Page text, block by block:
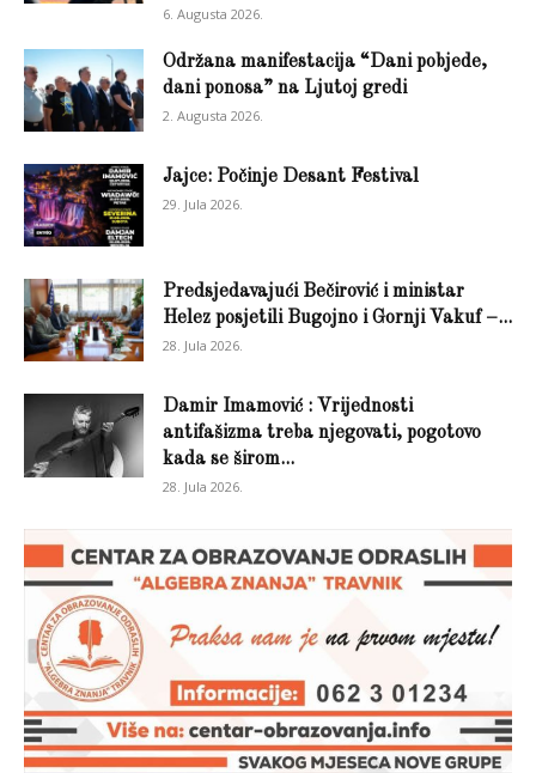
6. Augusta 2026.
Održana manifestacija “Dani pobjede,
dani ponosa” na Ljutoj gredi
2. Augusta 2026.
Jajce: Počinje Desant Festival
29. Jula 2026.
Predsjedavajući Bečirović i ministar
Helez posjetili Bugojno i Gornji Vakuf –...
28. Jula 2026.
Damir Imamović : Vrijednosti
antifašizma treba njegovati, pogotovo
kada se širom...
28. Jula 2026.